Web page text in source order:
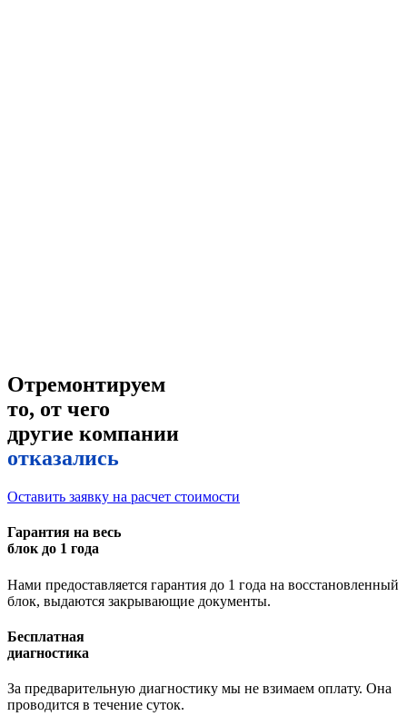
Отремонтируем
то, от чего
другие компании
отказались
Оставить заявку на расчет стоимости
Гарантия на весь
блок до 1 года
Нами предоставляется гарантия до 1 года на восстановленный
блок, выдаются закрывающие документы.
Бесплатная
диагностика
За предварительную диагностику мы не взимаем оплату. Она
проводится в течение суток.